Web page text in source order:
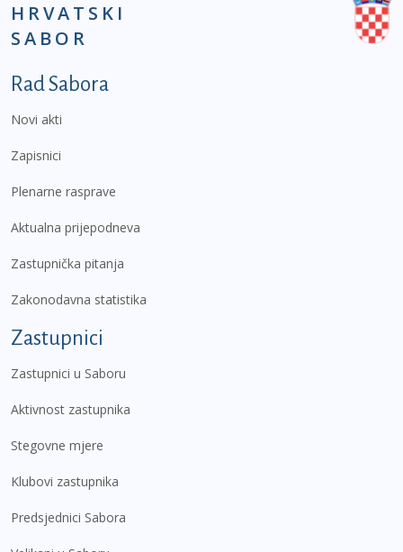
HRVATSKI
SABOR
Podnožje prvi izbornik
Rad Sabora
Novi akti
Zapisnici
Plenarne rasprave
Aktualna prijepodneva
Zastupnička pitanja
Zakonodavna statistika
Zastupnici
Zastupnici u Saboru
Aktivnost zastupnika
Stegovne mjere
Klubovi zastupnika
Predsjednici Sabora